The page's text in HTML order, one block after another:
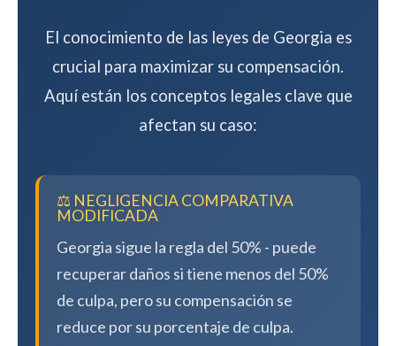
El conocimiento de las leyes de Georgia es
crucial para maximizar su compensación.
Aquí están los conceptos legales clave que
afectan su caso:
⚖️ NEGLIGENCIA COMPARATIVA
MODIFICADA
Georgia sigue la regla del 50% - puede
recuperar daños si tiene menos del 50%
de culpa, pero su compensación se
reduce por su porcentaje de culpa.